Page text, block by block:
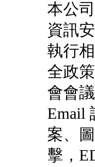
本公
資訊
執行
全政
會會
Email
案、
擊，